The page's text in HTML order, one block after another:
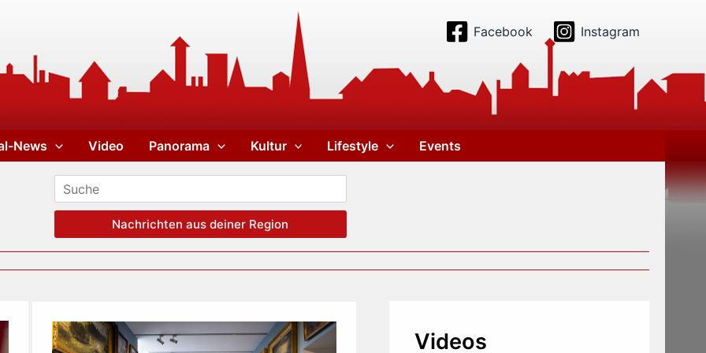
Facebook Instagram
News Video Panorama Kultur Lifestyle Events
Nachrichten aus deiner Region
Videos